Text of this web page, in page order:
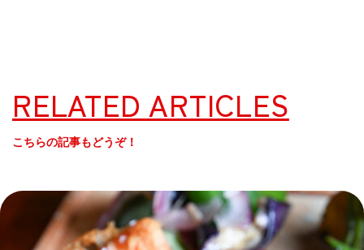
RELATED ARTICLES
こちらの記事もどうぞ！